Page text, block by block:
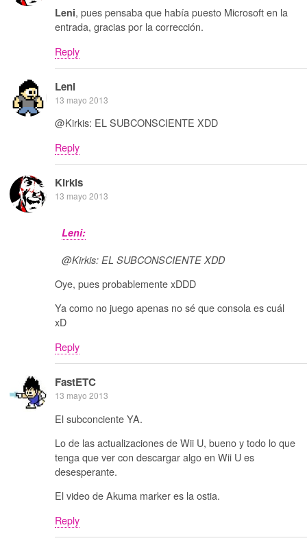
Leni, pues pensaba que había puesto Microsoft en la
entrada, gracias por la corrección.
Reply
Leni
13 mayo 2013
@Kirkis: EL SUBCONSCIENTE XDD
Reply
Kirkis
13 mayo 2013
Leni:
@Kirkis: EL SUBCONSCIENTE XDD
Oye, pues probablemente xDDD
Ya como no juego apenas no sé que consola es cuál
xD
Reply
FastETC
13 mayo 2013
El subconciente YA.
Lo de las actualizaciones de Wii U, bueno y todo lo que
tenga que ver con descargar algo en Wii U es
desesperante.
El video de Akuma marker es la ostia.
Reply